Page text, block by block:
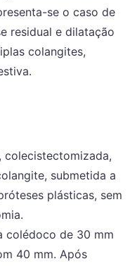
se o caso de
residual e dilatação
colangites,
colecistectomizada,
submetida a
plásticas, sem
colédoco de 30 mm
40 mm. Após